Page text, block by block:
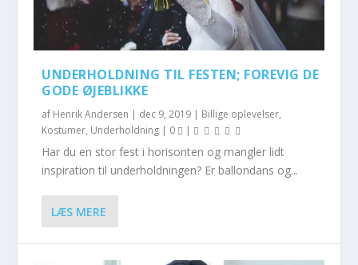
UNDERHOLDNING TIL FESTEN; FOREVIG DE
GODE ØJEBLIKKE
af Henrik Andersen | dec 9, 2019 | Billige oplevelser,
Kostumer, Underholdning | 0 |
Har du en stor fest i horisonten og mangler lidt
inspiration til underholdningen? Er ballondans og...
LÆS MERE